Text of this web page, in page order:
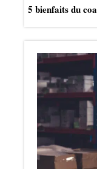
5 bienfaits du